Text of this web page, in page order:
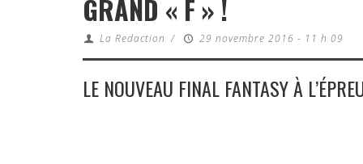
GRAND « F » !
La Redaction / 29 novembre 2016 - 11 h 09
LE NOUVEAU FINAL FANTASY À